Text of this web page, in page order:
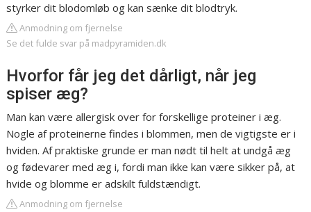
styrker dit blodomløb og kan sænke dit blodtryk.
Anmodning om fjernelse
Se det fulde svar på madpyramiden.dk
Hvorfor får jeg det dårligt, når jeg
spiser æg?
Man kan være allergisk over for forskellige proteiner i æg.
Nogle af proteinerne findes i blommen, men de vigtigste er i
hviden. Af praktiske grunde er man nødt til helt at undgå æg
og fødevarer med æg i, fordi man ikke kan være sikker på, at
hvide og blomme er adskilt fuldstændigt.
Anmodning om fjernelse